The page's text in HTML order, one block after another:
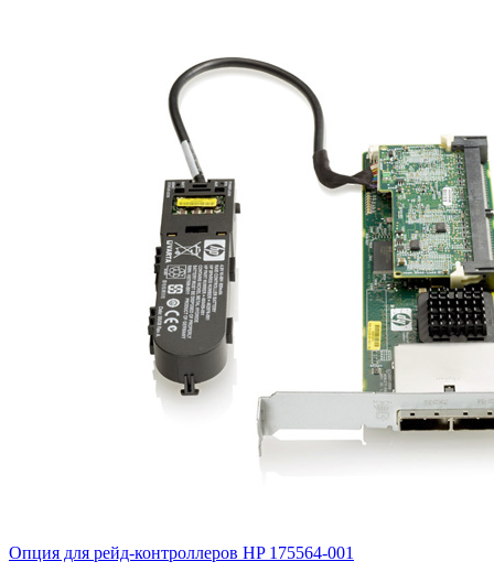
Опция для pейд-контроллеров HP 175564-001